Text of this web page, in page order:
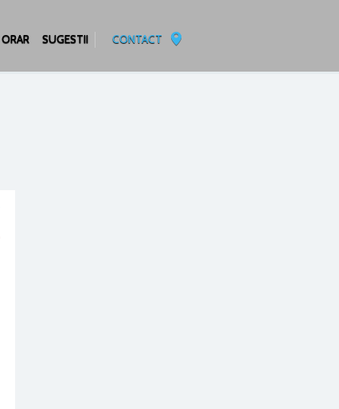
ORAR SUGESTII CONTACT